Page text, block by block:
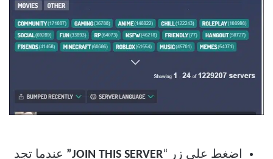
اضغط على زر “JOIN THIS SERVER” عندما تجد